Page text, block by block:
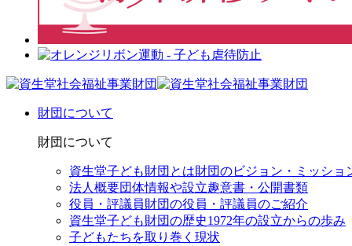
財団について
財団について
資生堂子ども財団とは財団のビジョン・ミッショ
法人概要団体情報や設立趣意書・公開書類
役員・評議員財団の役員・評議員のご紹介
資生堂子ども財団の歴史1972年の設立からの歩み
子どもたちを取り巻く現状